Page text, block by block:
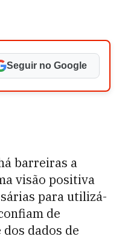
Seguir no Google
barreiras a
visão positiva
para utilizá-
de
dados de